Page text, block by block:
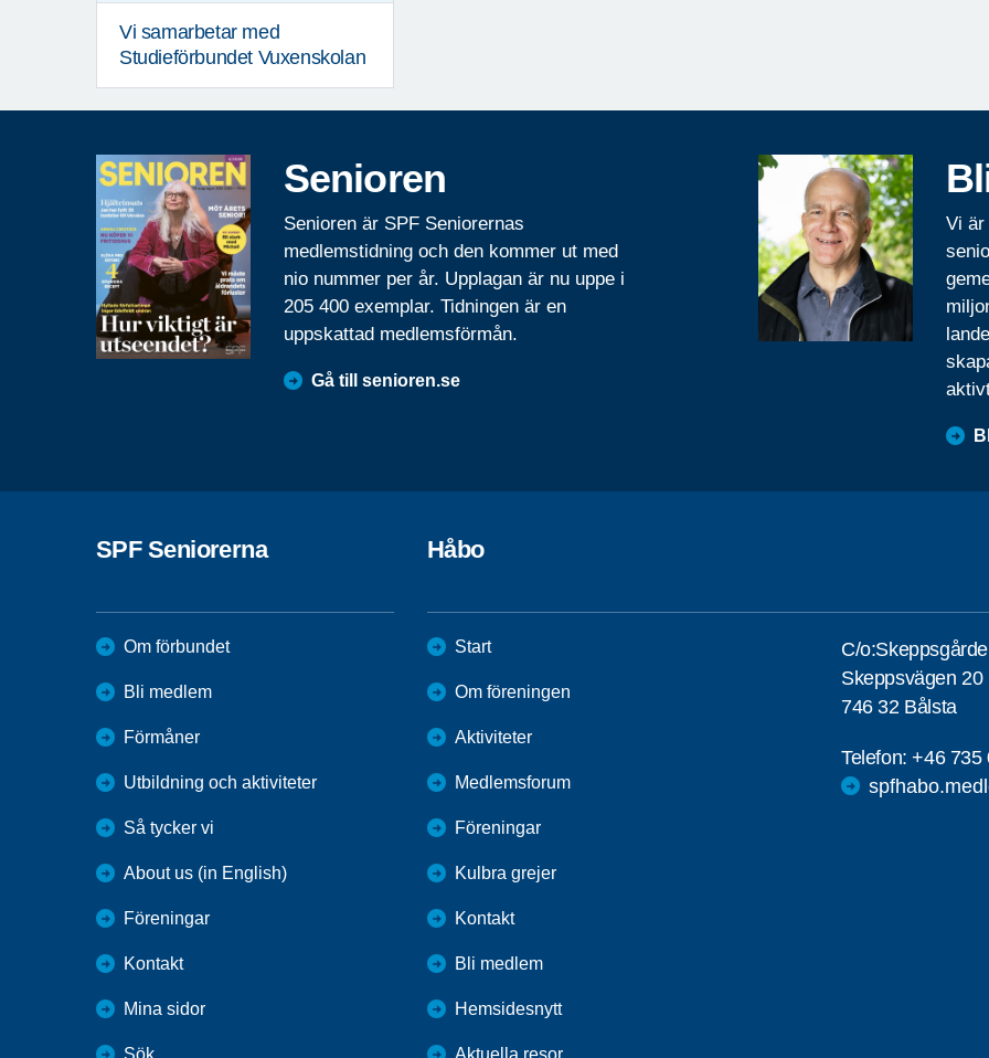
Vi samarbetar med
Studieförbundet Vuxenskolan
Senioren
Senioren är SPF Seniorernas
medlemstidning och den kommer ut med
nio nummer per år. Upplagan är nu uppe i
205 400 exemplar. Tidningen är en
uppskattad medlemsförmån.
Gå till senioren.se
Vi är
SPF Seniorerna
Om förbundet
Bli medlem
Förmåner
Utbildning och aktiviteter
Så tycker vi
About us (in English)
Föreningar
Kontakt
Mina sidor
Håbo
Start
Om föreningen
Aktiviteter
Medlemsforum
Föreningar
Kulbra grejer
Kontakt
Bli medlem
Hemsidesnytt
C/
Skeppsvägen 20
746 32 Bålsta
Telefon:+46 735